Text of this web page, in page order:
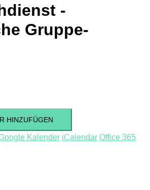
-
Gruppe-
HINZUFÜGEN
Kalender iCalendar Office 365